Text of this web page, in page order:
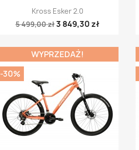
Szybki podgląd
Kross Esker 2.0
5 499,00 zł3 849,30 zł
WYPRZEDAŻ!
-30%